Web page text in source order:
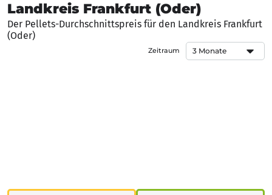
Landkreis Frankfurt (Oder)
Der Pellets-Durchschnittspreis für den Landkreis Frankfurt
(Oder)
Zeitraum